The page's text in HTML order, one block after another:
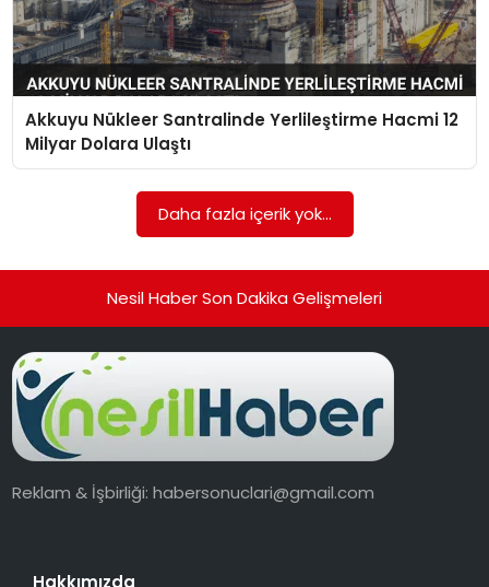
SOSYAL HABER
SPOR
EKONOMI
Akkuyu Nükleer Santralinde Yerlileştirme Hacmi 12
Milyar Dolara Ulaştı
Daha fazla içerik yok...
Nesil Haber Son Dakika Gelişmeleri
Reklam & İşbirliği:habersonuclari@gmail.com
Hakkımızda